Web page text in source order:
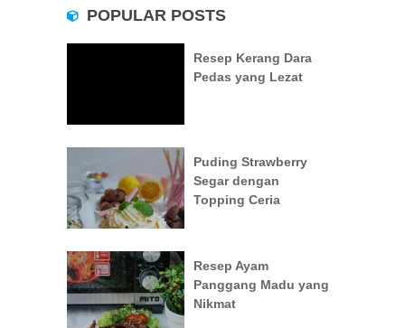
POPULAR POSTS
Resep Kerang Dara
Pedas yang Lezat
Puding Strawberry
Segar dengan
Topping Ceria
Resep Ayam
Panggang Madu yang
Nikmat